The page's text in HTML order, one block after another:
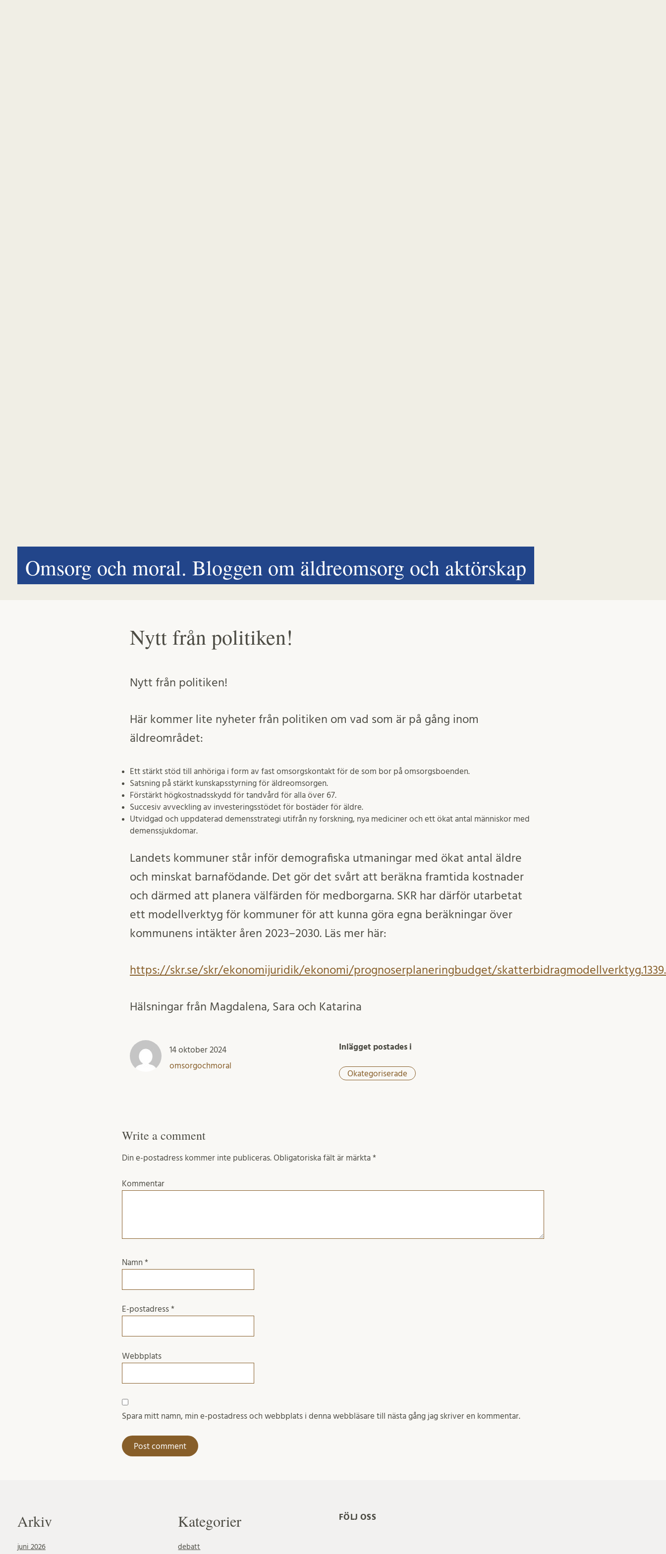
Omsorg och moral. Bloggen om äldreomsorg och aktörskap
Nytt från politiken!
Nytt från politiken!
Här kommer lite nyheter från politiken om vad som är på gång inom
äldreområdet:
Ett stärkt stöd till anhöriga i form av fast omsorgskontakt för de som bor på omsorgsboenden.
Satsning på stärkt kunskapsstyrning för äldreomsorgen.
Förstärkt högkostnadsskydd för tandvård för alla över 67.
Succesiv avveckling av investeringsstödet för bostäder för äldre.
Utvidgad och uppdaterad demensstrategi utifrån ny forskning, nya mediciner och ett ökat antal människor med
demenssjukdomar.
Landets kommuner står inför demografiska utmaningar med ökat antal äldre
och minskat barnafödande. Det gör det svårt att beräkna framtida kostnader
och därmed att planera välfärden för medborgarna. SKR har därför utarbetat
ett modellverktyg för kommuner för att kunna göra egna beräkningar över
kommunens intäkter åren 2023–2030. Läs mer här:
https://skr.se/skr/ekonomijuridik/ekonomi/prognoserplaneringbudget/
Hälsningar från Magdalena, Sara och Katarina
14 oktober 2024
omsorgochmoral
Inlägget postades i
Okategoriserade
Write a comment
Din e-postadress kommer inte publiceras. Obligatoriska fält är märkta *
Kommentar
Namn *
E-postadress *
Webbplats
Spara mitt namn, min e-postadress och webbplats i denna webbläsare till nästa gång jag skriver en kommentar.
Arkiv
juni 2026
Kategorier
debatt
FÖLJ OSS